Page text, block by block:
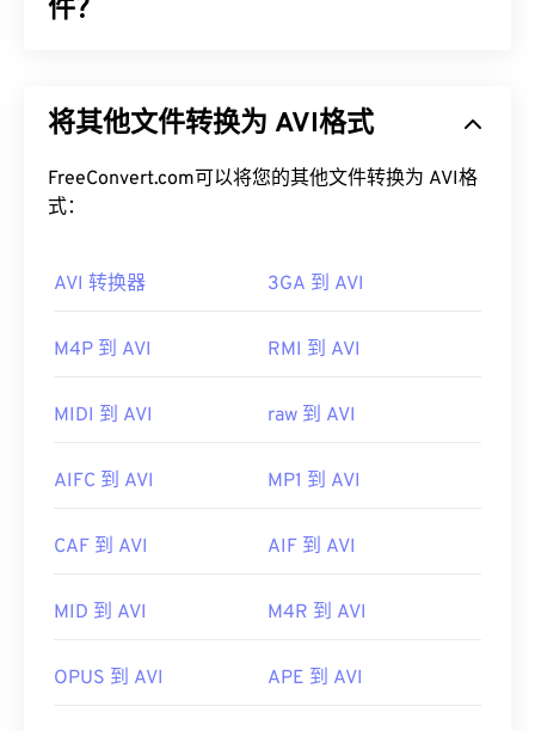
为接近。
MPEG 文件几乎总是在操作系统的默认视频播放器中
打开。在 Windows 上，它会在
Windows Media
Player中打开。在 Mac 上，它会在QuickTime 中打
开。它不支持章节、字幕、副标题、元数据标签或菜
有时，打开 MPEG 文件需要使用第三方软件，例如
载 MPEG-2 视频解码器（DVD 解码器包）。如果其
开发者： 运动图像专家组 (MPEG)
首次发行：
https://en.wikipedia.org/wiki/
件？
助第三方程序，AVI 可以支持章节、字幕、副标题、
如何打开 AVI 文件？
AVI 文件的另一种方法是使用与操作系统兼容的
虽然AVI 文件针对互联网进行了优化，但硬件播放器
媒体播放器。
首次发行：
有用的链接：
https://tools.ietf.org/html/rfc2361
将其他文件转换为 AVI格式
FreeConvert.com可以将您的其他文件转换为 AVI格
式：
AVI 转换器 3GA 到 AVI
M4P 到 AVI RMI 到 AVI
MIDI 到 AVI raw 到 AVI
AIFC 到 AVI MP1 到 AVI
CAF 到 AVI AIF 到 AVI
MID 到 AVI M4R 到 AVI
OPUS 到 AVI APE 到 AVI